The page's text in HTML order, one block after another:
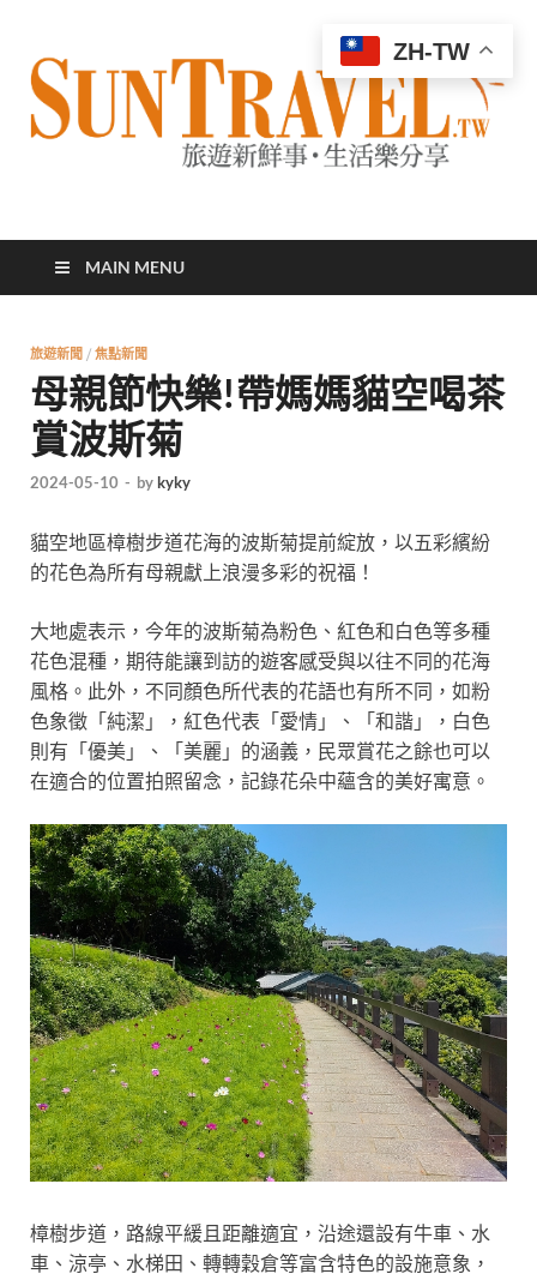
太陽網
MAIN MENU
旅遊新聞 / 焦點新聞
母親節快樂!帶媽媽貓空喝茶
賞波斯菊
2024-05-10 - bykyky
貓空地區樟樹步道花海的波斯菊提前綻放，以五彩繽紛
的花色為所有母親獻上浪漫多彩的祝福！
大地處表示，今年的波斯菊為粉色、紅色和白色等多種
花色混種，期待能讓到訪的遊客感受與以往不同的花海
風格。此外，不同顏色所代表的花語也有所不同，如粉
色象徵「純潔」，紅色代表「愛情」、「和諧」，白色
則有「優美」、「美麗」的涵義，民眾賞花之餘也可以
在適合的位置拍照留念，記錄花朵中蘊含的美好寓意。
樟樹步道，路線平緩且距離適宜，沿途還設有牛車、水
車、涼亭、水梯田、轉轉穀倉等富含特色的設施意象，
ZH-TW